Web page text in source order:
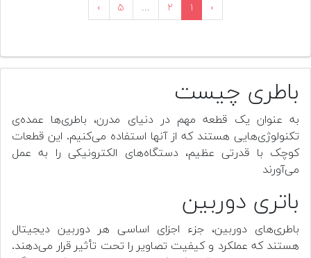
‹ ۱ ۲ ... ۵ ›
باطری چیست
به عنوان یک قطعه مهم در دنیای مدرن، باطری‌ها عمده‌ی
تکنولوژی‌هایی هستند که از آنها استفاده می‌کنیم. این قطعات
کوچک با قدرتی عظیم، دستگاه‌های الکترونیکی را به عمل
می‌آورند
باتری دوربین
باطری‌های دوربین، جزء اجزای اساسی هر دوربین دیجیتال
هستند که عملکرد و کیفیت تصاویر را تحت تأثیر قرار می‌دهند.